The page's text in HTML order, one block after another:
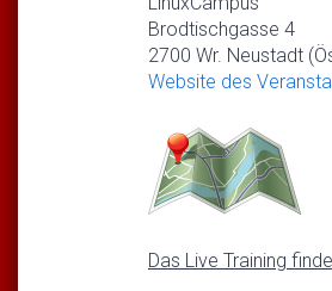
Brodtischgasse 4
2700 Wr. Neustadt
Website des
Das Live Training